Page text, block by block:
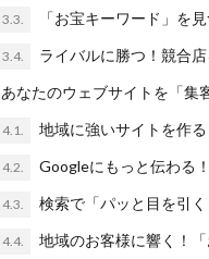
3.3. 「お宝キーワード」を
3.4. ライバルに勝つ！競合
あなたのウェブサイトを「集
4.1. 地域に強いサイトを作
4.2. Googleにもっと伝わる
4.3. 検索で「パッと目を引
4.4. 地域のお客様に響く！